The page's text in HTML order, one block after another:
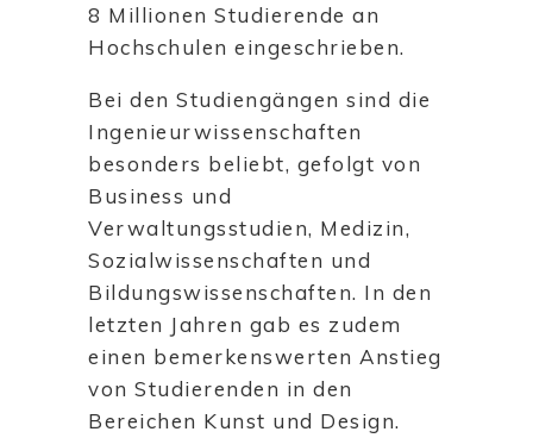
8 Millionen Studierende an
Hochschulen eingeschrieben.
Bei den Studiengängen sind die
Ingenieurwissenschaften
besonders beliebt, gefolgt von
Business und
Verwaltungsstudien, Medizin,
Sozialwissenschaften und
Bildungswissenschaften. In den
letzten Jahren gab es zudem
einen bemerkenswerten Anstieg
von Studierenden in den
Bereichen Kunst und Design.